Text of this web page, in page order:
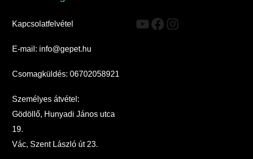
Kapcsolatfelvétel
E-mail: info@gepet.hu
Csomagküldés: 06702058921
Személyes átvétel:
Gödöllő, Hunyadi János utca
19.
Vác, Szent László út 23.
YouTube
Facebook
Instagram